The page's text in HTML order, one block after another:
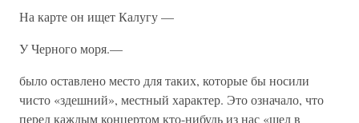
На карте он ищет Калугу —
У Черного моря.—
было оставлено место для таких, которые бы носили
чисто «здешний», местный характер. Это означало, что
перед каждым концертом кто-нибудь из нас «шел в